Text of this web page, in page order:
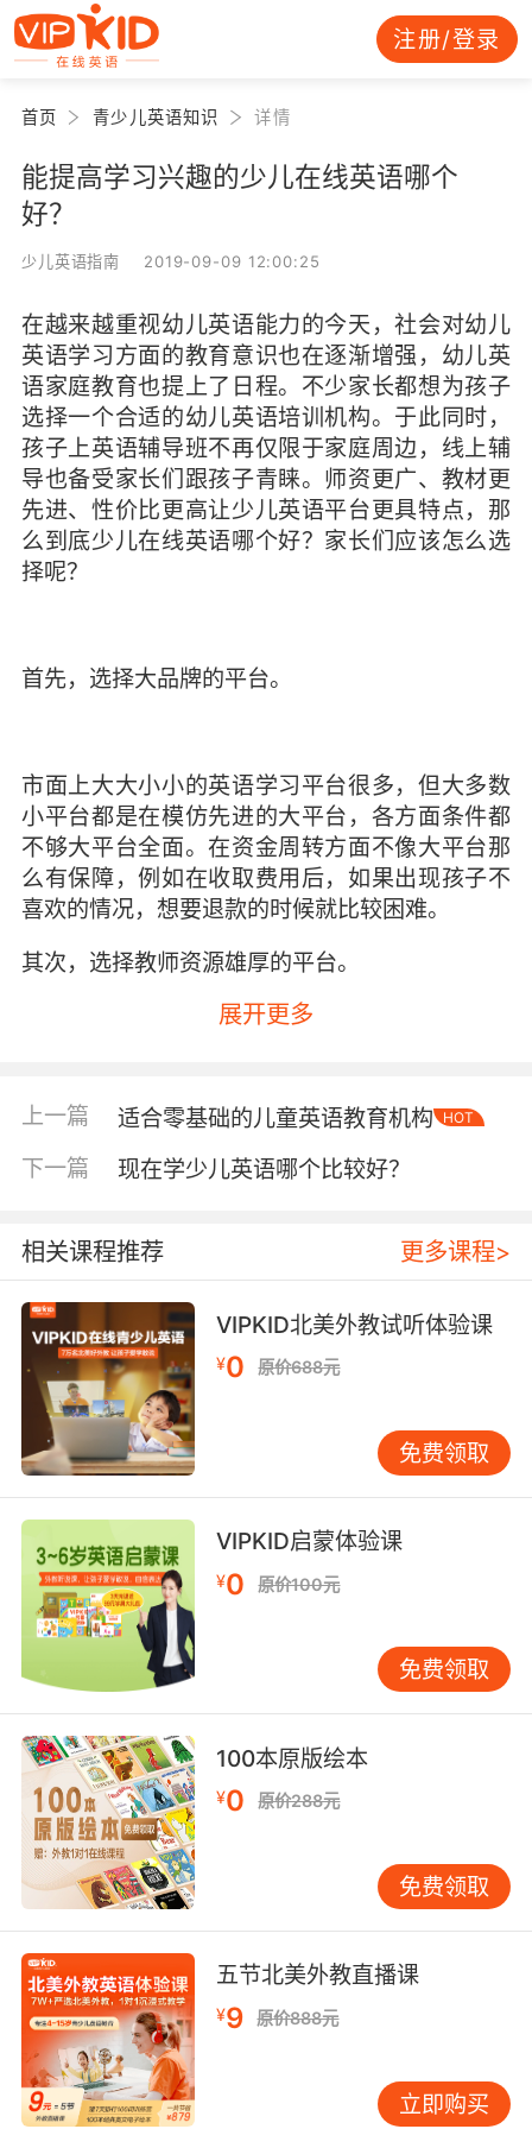
注册/登录
首页 青少儿英语知识 详情
能提高学习兴趣的少儿在线英语哪个
好？
少儿英语指南 2019-09-09 12:00:25
在越来越重视幼儿英语能力的今天，社会对幼儿
英语学习方面的教育意识也在逐渐增强，幼儿英
语家庭教育也提上了日程。不少家长都想为孩子
选择一个合适的幼儿英语培训机构。于此同时，
孩子上英语辅导班不再仅限于家庭周边，线上辅
导也备受家长们跟孩子青睐。师资更广、教材更
先进、性价比更高让少儿英语平台更具特点，那
么到底少儿在线英语哪个好？家长们应该怎么选
择呢？
首先，选择大品牌的平台。
市面上大大小小的英语学习平台很多，但大多数
小平台都是在模仿先进的大平台，各方面条件都
不够大平台全面。在资金周转方面不像大平台那
么有保障，例如在收取费用后，如果出现孩子不
喜欢的情况，想要退款的时候就比较困难。
其次，选择教师资源雄厚的平台。
师资方面把控不当，出现教师质量过差或数量过
少的情况，无法满足学生的学习需求。那么师资
方面，少儿在线英语哪个好？vipkid作为刘涛代
万多名，付费学员50万多名。
最后，专业的少儿英语学习的平台。
虽然线上的英语学习平台很多，但一部分是从少
儿到成人的教育都有，引进的是配套教材，上课
形式比较统一，都是注重灌输知识点。对于少儿
来说学起来特别乏味，难以坚持。而只攻少儿英
语学习的平台从选取教材、教师、课件设计等因
素都会从童心出发去设计，更有利于孩子的身心
总结：少儿在线英语哪个好主要得看平台的专业
程度以及自家孩子的喜欢程度，建议家长为孩子
领取试听课观察一下。
展开更多
上一篇 适合零基础的儿童英语教育机构 HOT
下一篇 现在学少儿英语哪个比较好？
相关课程推荐 更多课程>
VIPKID北美外教试听体验课
¥0 原价688元
免费领取
VIPKID启蒙体验课
¥0 原价100元
免费领取
100本原版绘本
¥0 原价288元
免费领取
五节北美外教直播课
¥9 原价888元
立即购买